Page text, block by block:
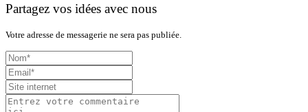
Partagez vos idées avec nous
Votre adresse de messagerie ne sera pas publiée.